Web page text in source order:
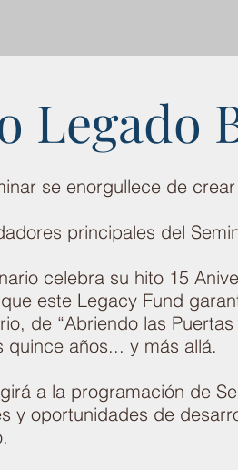
Legado
se enorgullece de
principales del
celebra su hito 15
este Legacy Fund
de “Abriendo las
años... y más allá.
a la programación de
y oportunidades de